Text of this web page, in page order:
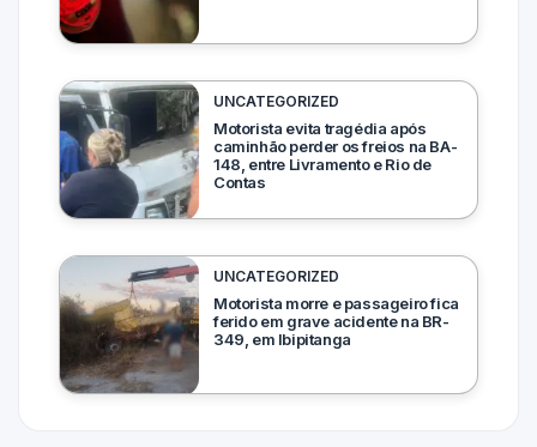
UNCATEGORIZED
Motorista evita tragédia após
caminhão perder os freios na BA-
148, entre Livramento e Rio de
Contas
UNCATEGORIZED
Motorista morre e passageiro fica
ferido em grave acidente na BR-
349, em Ibipitanga